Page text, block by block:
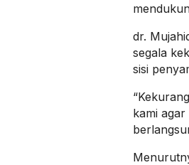
dr.
segala
sisi
kami